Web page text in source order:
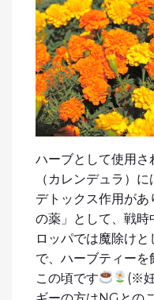
ハーブとして使用さ
（カレンデュラ）
デトックス作用があ
の薬」として、戦時
ロッパでは魔除け
で、ハーブティー
この頃です
(※